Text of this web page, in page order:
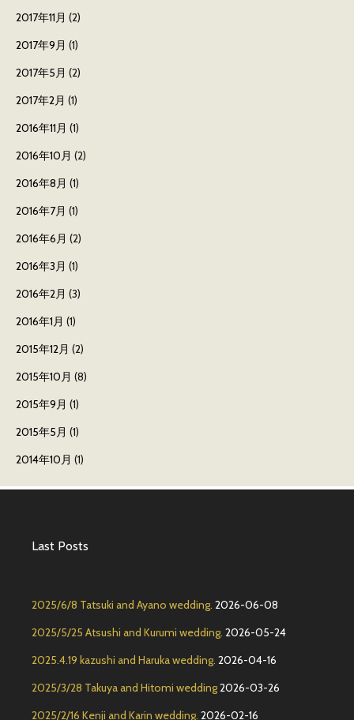
2017年11月 (2)
2017年9月 (1)
2017年5月 (2)
2017年2月 (1)
2016年11月 (1)
2016年10月 (2)
2016年8月 (1)
2016年7月 (1)
2016年6月 (2)
2016年3月 (1)
2016年2月 (3)
2016年1月 (1)
2015年12月 (2)
2015年10月 (8)
2015年9月 (1)
2015年5月 (1)
2014年10月 (1)
Last Posts
2025/6/8 Tatsuki and Ayano wedding. 2026-06-08
2025/5/25 Atsushi and Kurumi wedding. 2026-05-24
2025.4.19 kazushi and Haruka wedding. 2026-04-16
2025/3/28 Takuya and Hitomi wedding2026-03-26
2025/2/16 Kenji and Karin wedding. 2026-02-16